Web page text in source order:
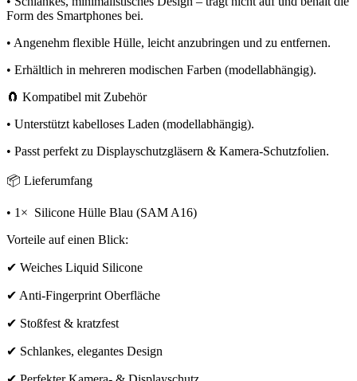
Form des Smartphones bei.
• Angenehm flexible Hülle, leicht anzubringen und zu entfernen.
• Erhältlich in mehreren modischen Farben (modellabhängig).
🧲 Kompatibel mit Zubehör
• Unterstützt kabelloses Laden (modellabhängig).
• Passt perfekt zu Displayschutzgläsern & Kamera-Schutzfolien.
📦 Lieferumfang
• 1× Silicone Hülle Blau (SAM A16)
Vorteile auf einen Blick:
✔ Weiches Liquid Silicone
✔ Anti-Fingerprint Oberfläche
✔ Stoßfest & kratzfest
✔ Schlankes, elegantes Design